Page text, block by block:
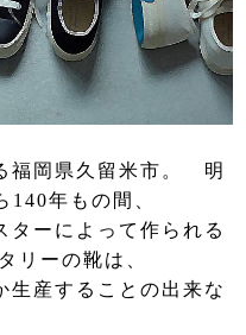
福岡県久留米市。 明
140年もの間、
ターによって作られる
リーの靴は、
生産することの出来な